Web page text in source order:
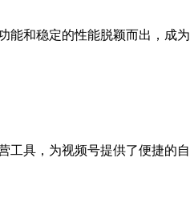
和稳定的性能脱颖而出，成为
具，为视频号提供了便捷的自